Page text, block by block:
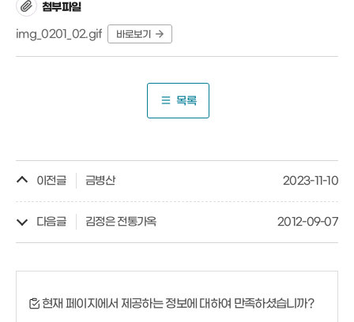
첨부파일
img_0201_02.gif
바로보기
목록
이전글 금병산 2023-11-10
다음글 김정은 전통가옥 2012-09-07
현재 페이지에서 제공하는 정보에 대하여 만족하셨습니까?